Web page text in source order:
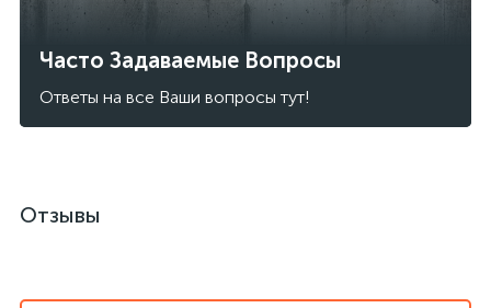
Часто Задаваемые Вопросы
Ответы на все Ваши вопросы тут!
Отзывы